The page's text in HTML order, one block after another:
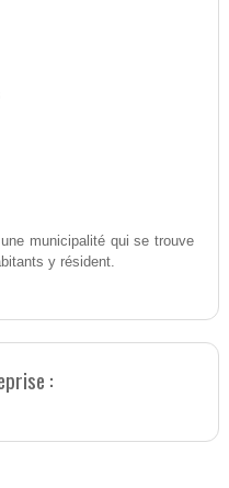
municipalité qui se trouve
y résident.
: